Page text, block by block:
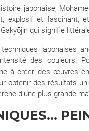
japonaise,
explosif et fascinant,
qui signifie
japonaises
des couleurs.
à créer des œuvres
obtenir des résultats
d’une plus grande